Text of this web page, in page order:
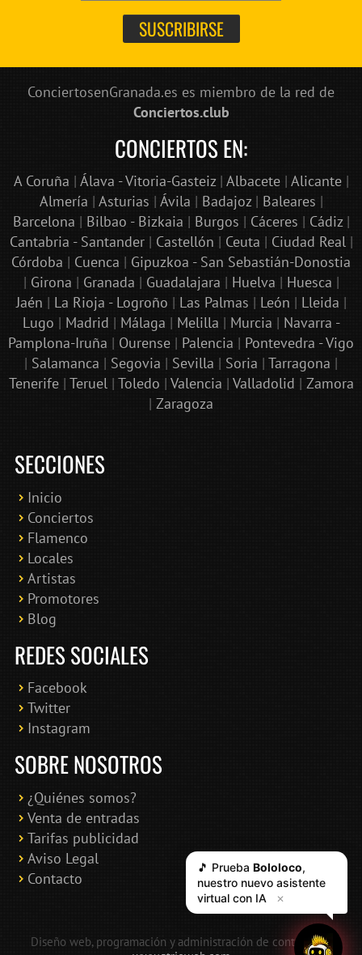
ConciertosenGranada.es es miembro de la red de
Conciertos.club
CONCIERTOS EN:
A Coruña | Álava - Vitoria-Gasteiz| Albacete| Alicante|
Almería | Asturias | Ávila | Badajoz| Baleares |
Barcelona | Bilbao - Bizkaia | Burgos | Cáceres | Cádiz|
Cantabria - Santander| Castellón | Ceuta | Ciudad Real|
Córdoba | Cuenca | Gipuzkoa - San Sebastián-Donostia
| Girona | Granada | Guadalajara | Huelva | Huesca |
Jaén | La Rioja - Logroño | Las Palmas | León | Lleida |
Lugo | Madrid | Málaga | Melilla | Murcia | Navarra -
Pamplona-Iruña | Ourense | Palencia | Pontevedra - Vigo
| Salamanca | Segovia | Sevilla | Soria | Tarragona |
Tenerife| Teruel| Toledo | Valencia | Valladolid | Zamora
| Zaragoza
SECCIONES
Inicio
Conciertos
Flamenco
Locales
Artistas
Promotores
Blog
REDES SOCIALES
Facebook
Twitter
Instagram
SOBRE NOSOTROS
¿Quiénes somos?
Venta de entradas
Tarifas publicidad
Aviso Legal
Contacto
Diseño web, programación y administración de contenidos:
🎵 Prueba Bololoco,
nuestro nuevo asistente
virtual con IA
✕